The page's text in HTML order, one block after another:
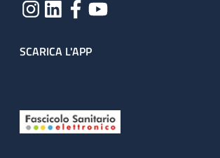
SCARICA L'APP